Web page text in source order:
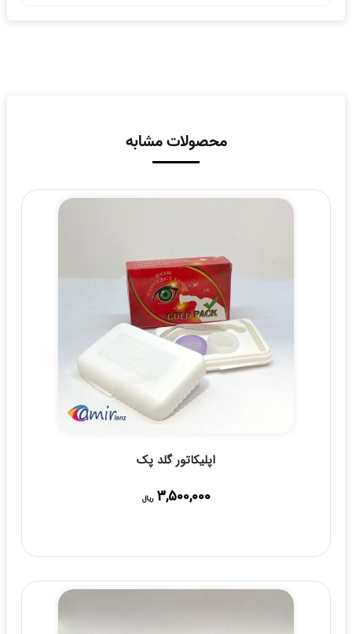
محصولات مشابه
اپلیکاتور گلد پک
3,500,000 ریال